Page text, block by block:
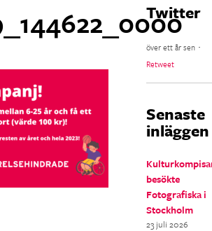
Twitter
över ett år sen ･
Retweet
Senaste
inläggen
besökte
Fotografiska i
Stockholm
23 juli 2026